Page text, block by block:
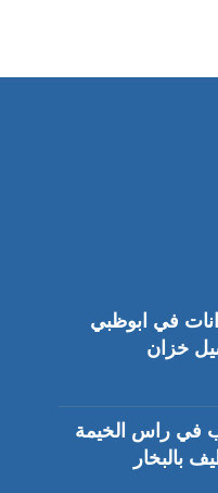
في ابوظبي
في راس الخيمة